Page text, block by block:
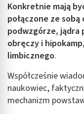
Konkretnie mają
połączone ze
podwzgórze,
obręczy i
limbicznego.
Współcześnie
naukowiec,
mechanizm